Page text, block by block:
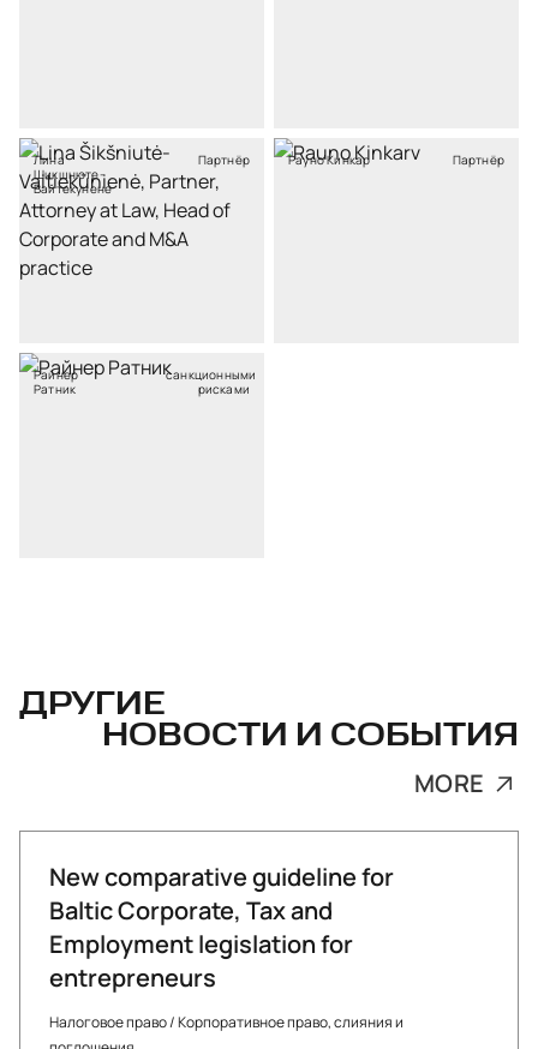
Лина
Шикшнюте-
Вайтекунене
Партнёр Рауно Кинкар Партнёр
Райнер
Ратник
санкционными
рисками
ДРУГИЕ
НОВОСТИ И СОБЫТИЯ
MORE
New comparative guideline for
Baltic Corporate, Tax and
Employment legislation for
entrepreneurs
Налоговое право/Корпоративное право, слияния и